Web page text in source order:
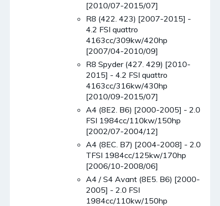
[2010/07-2015/07]
R8 (422. 423) [2007-2015] -
4.2 FSI quattro
4163cc/309kw/420hp
[2007/04-2010/09]
R8 Spyder (427. 429) [2010-
2015] - 4.2 FSI quattro
4163cc/316kw/430hp
[2010/09-2015/07]
A4 (8E2. B6) [2000-2005] - 2.0
FSI 1984cc/110kw/150hp
[2002/07-2004/12]
A4 (8EC. B7) [2004-2008] - 2.0
TFSI 1984cc/125kw/170hp
[2006/10-2008/06]
A4 / S4 Avant (8E5. B6) [2000-
2005] - 2.0 FSI
1984cc/110kw/150hp